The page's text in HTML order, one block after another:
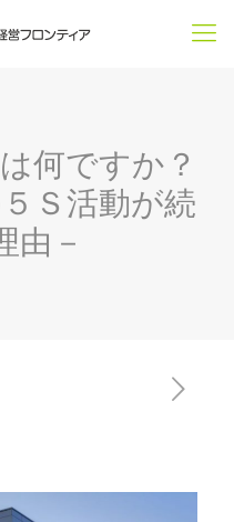
何ですか？
Ｓ活動が続
由－